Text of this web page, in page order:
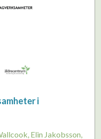
i
Elin Jakobsson,